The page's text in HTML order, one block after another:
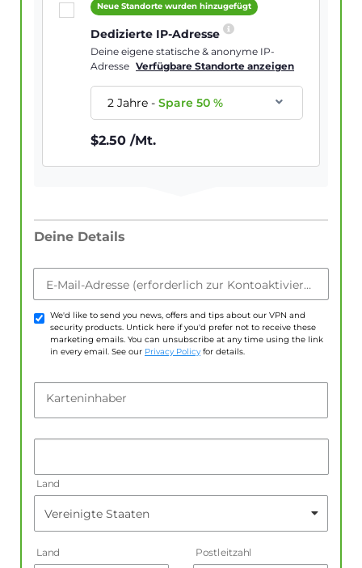
Neue Standorte wurden hinzugefügt
Dedizierte IP-Adresse
Deine eigene statische & anonyme IP-
Adresse Verfügbare Standorte anzeigen
2 Jahre-Spare50 %
$2.50 /Mt.
Deine Details
E-Mail-Adresse (erforderlich zur Kontoaktivierung)
We'd like to send you news, offers and tips about our VPN and
security products. Untick here if you'd prefer not to receive these
marketing emails. You can unsubscribe at any time using the link
in every email. See our Privacy Policy for details.
Karteninhaber
Land
Land Postleitzahl